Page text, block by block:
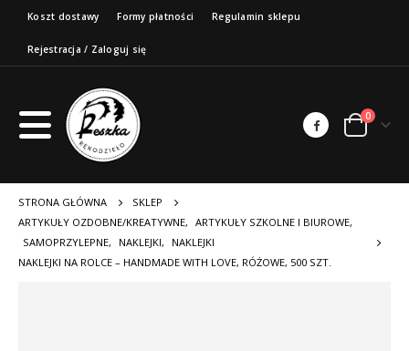
Koszt dostawy Formy płatności Regulamin sklepu
Rejestracja / Zaloguj się
0
STRONA GŁÓWNA
SKLEP
ARTYKUŁY OZDOBNE/KREATYWNE, ARTYKUŁY SZKOLNE I BIUROWE,
SAMOPRZYLEPNE, NAKLEJKI,
NAKLEJKI
NAKLEJKI NA ROLCE – HANDMADE WITH LOVE, RÓŻOWE, 500 SZT.